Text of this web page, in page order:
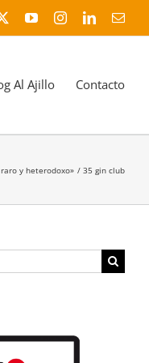
YouTubeInstagramLinkedIn
Al Ajillo Contacto
y heterodoxo» 35 gin club